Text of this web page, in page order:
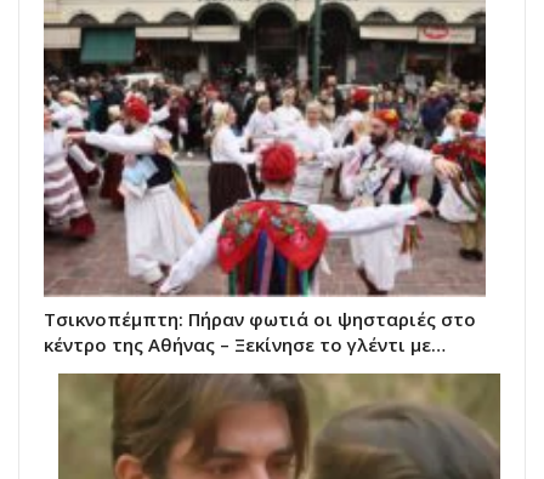
Τσικνοπέμπτη: Πήραν φωτιά οι ψησταριές στο
κέντρο της Αθήνας – Ξεκίνησε το γλέντι με…